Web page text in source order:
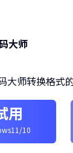
大师
大师转换格式
用
10